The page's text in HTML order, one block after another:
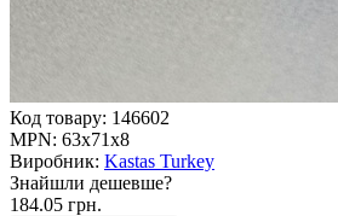
Код товару: 146602
MPN: 63x71x8
Виробник: Kastas Turkey
Знайшли дешевше?
184.05 грн.